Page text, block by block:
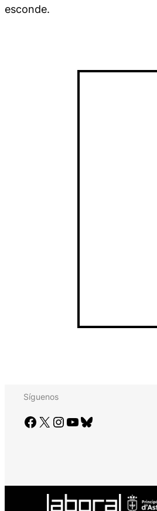
esconde.
Síguenos
Facebook X Instagram YouTube Bluesky